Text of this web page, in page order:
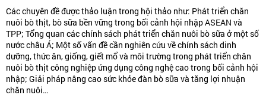
Các chuyên đề được thảo luận trong hội thảo như: Phát triển chăn
nuôi bò thịt, bò sữa bền vững trong bối cảnh hội nhập ASEAN và
TPP; Tổng quan các chính sách phát triển chăn nuôi bò sữa ở một số
nước châu Á; Một số vấn đề cần nghiên cứu về chính sách dinh
dưỡng, thức ăn, giống, giết mổ và môi trường trong phát triển chăn
nuôi bò thịt công nghiệp ứng dụng công nghệ cao trong bối cảnh hội
nhập; Giải pháp nâng cao sức khỏe đàn bò sữa và tăng lợi nhuận
chăn nuôi…